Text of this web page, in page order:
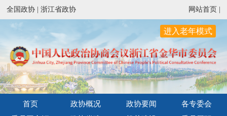
全国政协 | 浙江省政协 网站首页 |
进入老年模式
首页 政协概况 政协要闻
各专委会